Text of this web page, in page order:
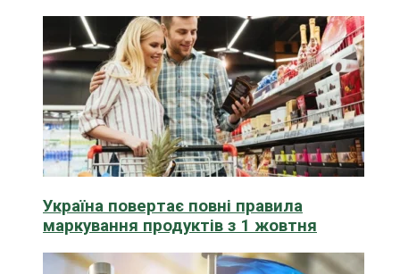
Україна повертає повні правила
маркування продуктів з 1 жовтня